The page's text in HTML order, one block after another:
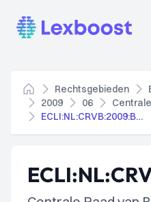
Lexboost
Home
Rechtsgebieden
2009
06
ECLI:NL:CRVB:2009:BJ2513